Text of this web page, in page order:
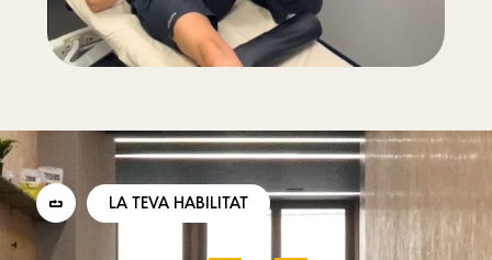
LA TEVA HABILITAT